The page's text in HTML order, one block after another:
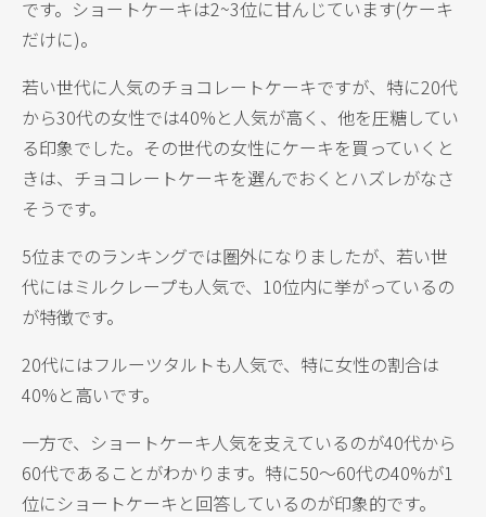
です。ショートケーキは2~3位に甘んじています(ケーキ
だけに)。
若い世代に人気のチョコレートケーキですが、特に20代
から30代の女性では40%と人気が高く、他を圧糖してい
る印象でした。その世代の女性にケーキを買っていくと
きは、チョコレートケーキを選んでおくとハズレがなさ
そうです。
5位までのランキングでは圏外になりましたが、若い世
代にはミルクレープも人気で、10位内に挙がっているの
が特徴です。
20代にはフルーツタルトも人気で、特に女性の割合は
40%と高いです。
一方で、ショートケーキ人気を支えているのが40代から
60代であることがわかります。特に50～60代の40%が1
位にショートケーキと回答しているのが印象的です。